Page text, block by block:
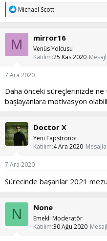
T
p
k
i
l
e
Michael Scott
M mirror16
Venüs Yolcusu
Katılım 25 Kas 2020
7 Ara 2020
Daha önceki süreçlerinizde
başlayanlara motivasyon
Doctor X
Yeni Fapstronot
Katılım 4 Ara 2020
7 Ara 2020
Sürecinde başarılar 2021
N None
Emekli Moderatör
Katılım 30 Ağu 2020